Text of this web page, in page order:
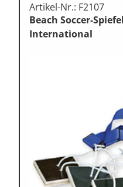
Artikel-Nr.: F2107
Beach Soccer-
International